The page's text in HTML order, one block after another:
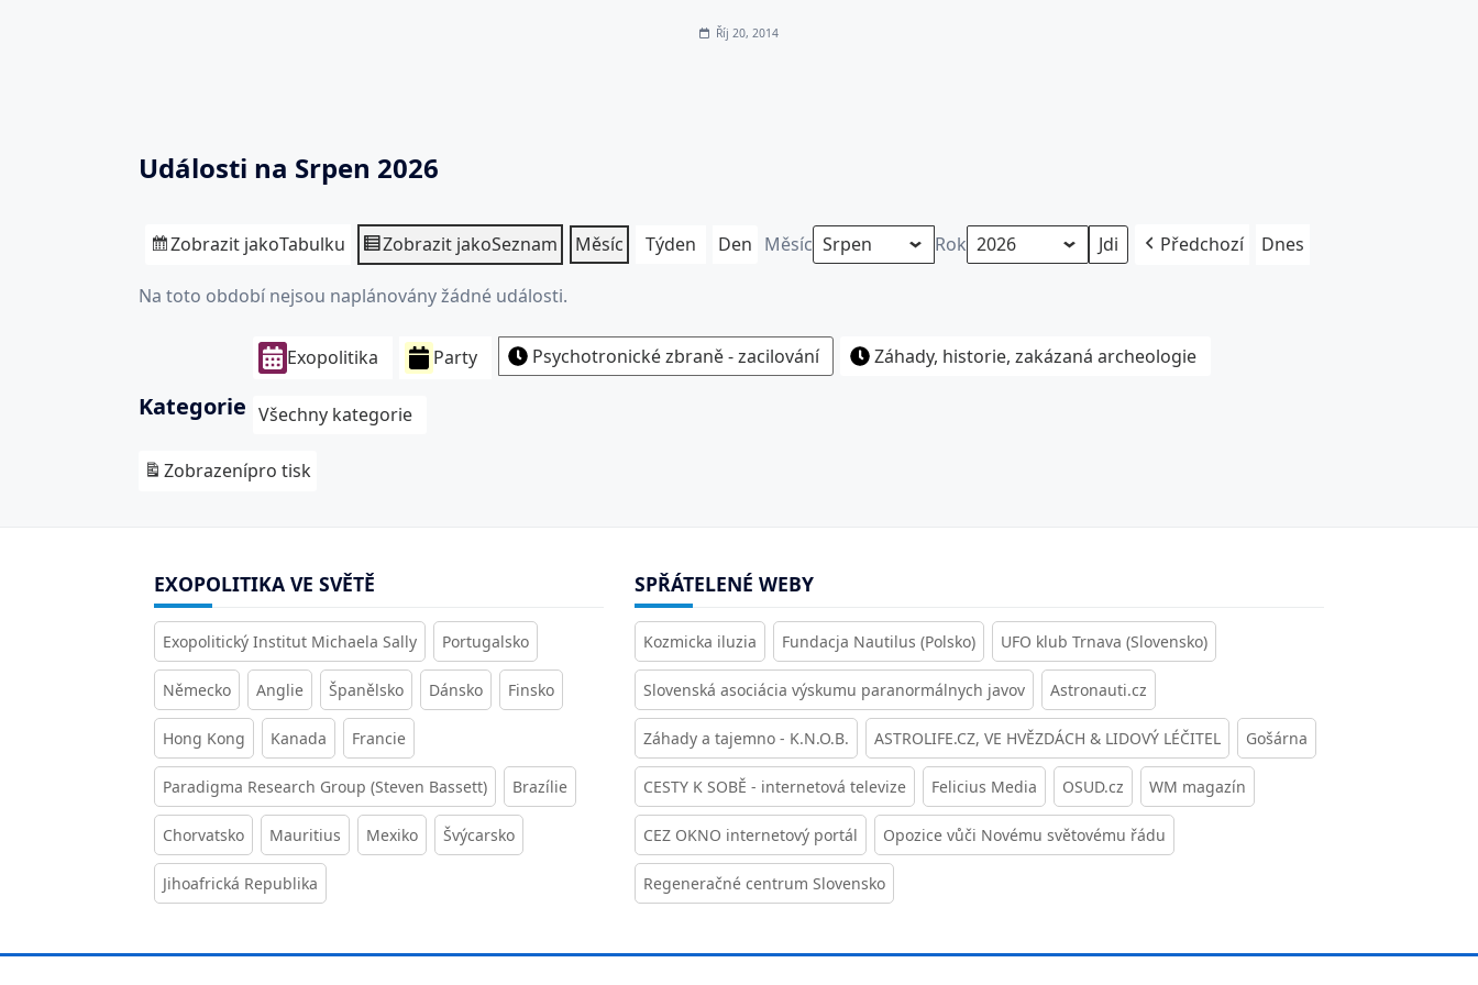
Říj 20, 2014
Události na Srpen 2026
Zobrazit jakoTabulku Zobrazit jakoSeznam Měsíc Týden Den Měsíc Rok Předchozí Dnes
Na toto období nejsou naplánovány žádné události.
Kategorie
Exopolitika Party Psychotronické zbraně - zacilování Záhady, historie, zakázaná archeologie
Všechny kategorie
Zobrazenípro tisk
EXOPOLITIKA VE SVĚTĚ
Exopolitický Institut Michaela Sally Portugalsko
Německo Anglie Španělsko Dánsko Finsko
Hong Kong Kanada Francie
Paradigma Research Group (Steven Bassett) Brazílie
Chorvatsko Mauritius Mexiko Švýcarsko
Jihoafrická Republika
SPŘÁTELENÉ WEBY
Kozmicka iluzia Fundacja Nautilus (Polsko) UFO klub Trnava (Slovensko)
Slovenská asociácia výskumu paranormálnych javov Astronauti.cz
Záhady a tajemno - K.N.O.B. ASTROLIFE.CZ, VE HVĚZDÁCH & LIDOVÝ LÉČITEL Gošárna
CESTY K SOBĚ - internetová televize Felicius Media OSUD.cz WM magazín
CEZ OKNO internetový portál Opozice vůči Novému světovému řádu
Regeneračné centrum Slovensko